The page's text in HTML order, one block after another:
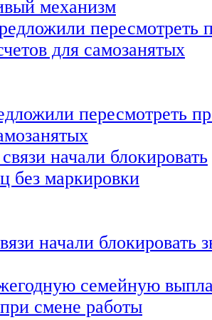
механизм
пересмотреть
начали блокировать